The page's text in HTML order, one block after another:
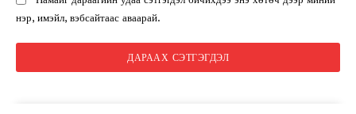
нэр, имэйл, вэбсайтаас аваарай.